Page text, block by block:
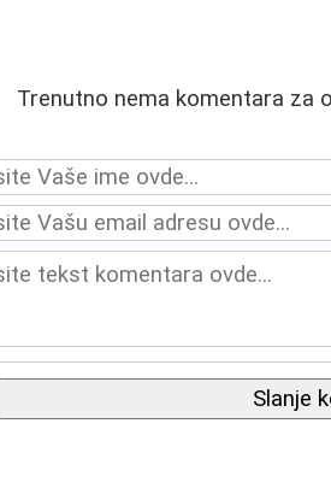
Trenutno nema komentara za
Slanje